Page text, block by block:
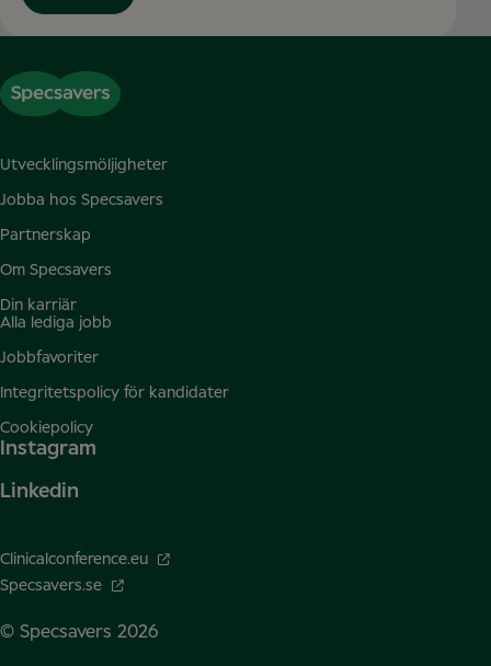
Utvecklingsmöljigheter
Jobba hos Specsavers
Partnerskap
Om Specsavers
Din karriär
Alla lediga jobb
Jobbfavoriter
Integritetspolicy för kandidater
Cookiepolicy
Instagram
Linkedin
Clinicalconference.eu
Specsavers.se
© Specsavers 2026